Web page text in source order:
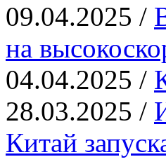
09.04.2025 /
на
04.04.2025 /
28.03.2025 /
Китай